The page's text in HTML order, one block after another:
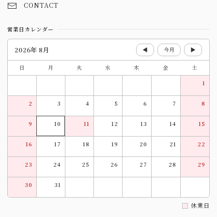
CONTACT
営業日カレンダー
2026年 8月 ◀ 今月 ▶
日 月 火 水 木 金
土
1
2 3 4 5 6 7 8
9 10 11 12 13 14 15
16 17 18 19 20 21 22
23 24 25 26 27 28 29
30 31
休業日